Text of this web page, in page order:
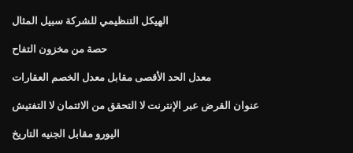
الهيكل التنظيمي للشركة سبيل المثال
حصة من مخزون التفاح
معدل الحد الأقصى مقابل معدل الخصم العقارات
عنوان القرض عبر الإنترنت لا التحقق من الائتمان لا التفتيش
اليورو مقابل الجنيه التاريخ